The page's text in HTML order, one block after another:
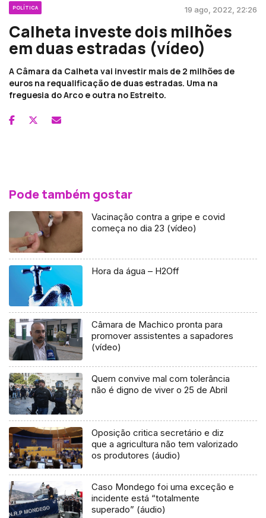
POLÍTICA 19 ago, 2022, 22:26
Calheta investe dois milhões
em duas estradas (vídeo)
A Câmara da Calheta vai investir mais de 2 milhões de
euros na requalificação de duas estradas. Uma na
freguesia do Arco e outra no Estreito.
Pode também gostar
Vacinação contra a gripe e covid
começa no dia 23 (vídeo)
Hora da água – H2Off
Câmara de Machico pronta para
promover assistentes a sapadores
(vídeo)
Quem convive mal com tolerância
não é digno de viver o 25 de Abril
Oposição critica secretário e diz
que a agricultura não tem valorizado
os produtores (áudio)
Caso Mondego foi uma exceção e
incidente está “totalmente
superado” (áudio)